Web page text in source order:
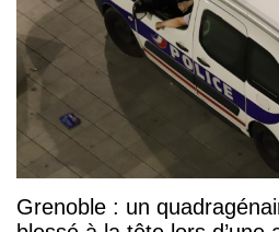
Grenoble : un